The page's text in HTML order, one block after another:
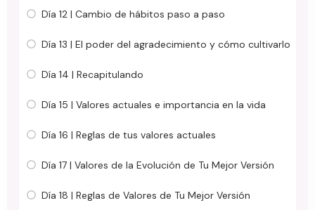
Día 12 | Cambio de hábitos paso a paso
Día 13 | El poder del agradecimiento y cómo cultivarlo
Día 14 | Recapitulando
Día 15 | Valores actuales e importancia en la vida
Día 16 | Reglas de tus valores actuales
Día 17 | Valores de la Evolución de Tu Mejor Versión
Día 18 | Reglas de Valores de Tu Mejor Versión